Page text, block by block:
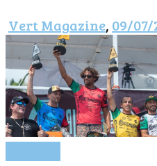
Vert Magazine, 09/07/